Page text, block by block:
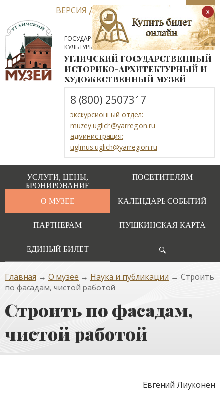
ВЕРСИЯ ДЛЯ СЛАБОВИДЯЩИХ
ГОСУДАРСТВЕННОЕ АВТОНОМНОЕ УЧРЕЖДЕНИЕ
КУЛЬТУРЫ ЯРОСЛАВСКОЙ ОБЛАСТИ
УГЛИЧСКИЙ ГОСУДАРСТВЕННЫЙ
ИСТОРИКО-АРХИТЕКТУРНЫЙ И
ХУДОЖЕСТВЕННЫЙ МУЗЕЙ
8 (800) 2507317
экскурсионный отдел:
muzey.uglich@yarregion.ru
администрация:
uglmus.uglich@yarregion.ru
УСЛУГИ, ЦЕНЫ,
БРОНИРОВАНИЕ
ПОСЕТИТЕЛЯМ
О МУЗЕЕ КАЛЕНДАРЬ СОБЫТИЙ
ПАРТНЕРАМ ПУШКИНСКАЯ КАРТА
ЕДИНЫЙ БИЛЕТ 🔍
Главная → О музее → Наука и публикации → Строить
по фасадам, чистой работой
Строить по фасадам,
чистой работой
Евгений Лиуконен
x